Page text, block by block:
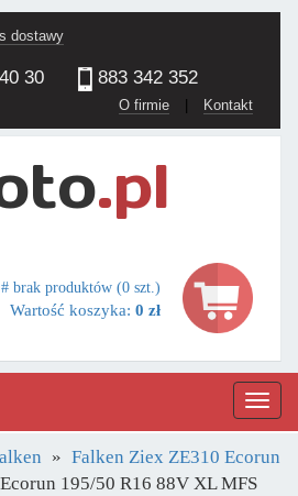
dostawy
30 883 342 352
O firmie | Kontakt
# brak produktów (0 szt.)
Wartość koszyka: 0 zł
Falken Ziex ZE310 Ecorun
195/50 R16 88V XL MFS